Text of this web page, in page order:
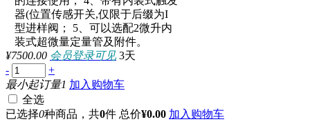
器(位置传感开关,仅限于后缀为I
型进样阀； 5、可以选配2微升内
装式超微量定量管及附件。
¥7500.00 会员登录可见 3天
-
+
最小起订量1 加入购物车
全选
已选择0种商品，共0件 总价¥0.00 加入购物车